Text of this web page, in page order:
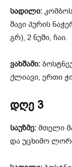
სადილი:
შავი პურის
გრ), 2 ნუში, ჩაი.
ვახშამი:
ქლიავი, ერთი
დღე 3
საუზმე: მთელი
და უცხიმო